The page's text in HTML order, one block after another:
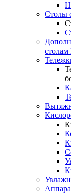
Столы